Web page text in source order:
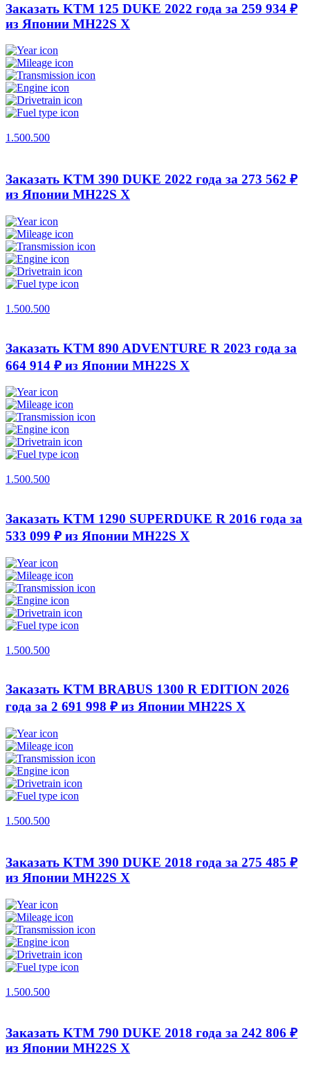
Заказать KTM 125 DUKE 2022 года за 259 934 ₽
из Японии MH22S X
1.500.500
Заказать KTM 390 DUKE 2022 года за 273 562 ₽
из Японии MH22S X
1.500.500
Заказать KTM 890 ADVENTURE R 2023 года за
664 914 ₽ из Японии MH22S X
1.500.500
Заказать KTM 1290 SUPERDUKE R 2016 года за
533 099 ₽ из Японии MH22S X
1.500.500
Заказать KTM BRABUS 1300 R EDITION 2026
года за 2 691 998 ₽ из Японии MH22S X
1.500.500
Заказать KTM 390 DUKE 2018 года за 275 485 ₽
из Японии MH22S X
1.500.500
Заказать KTM 790 DUKE 2018 года за 242 806 ₽
из Японии MH22S X